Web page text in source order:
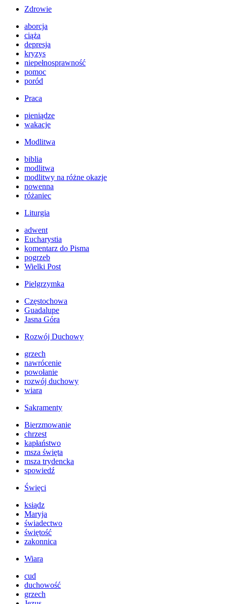
Zdrowie
aborcja
ciąża
depresja
kryzys
niepełnosprawność
pomoc
poród
Praca
pieniądze
wakacje
Modlitwa
biblia
modlitwa
modlitwy na różne okazje
nowenna
różaniec
Liturgia
adwent
Eucharystia
komentarz do Pisma
pogrzeb
Wielki Post
Pielgrzymka
Częstochowa
Guadalupe
Jasna Góra
Rozwój Duchowy
grzech
nawrócenie
powołanie
rozwój duchowy
wiara
Sakramenty
Bierzmowanie
chrzest
kapłaństwo
msza święta
msza trydencka
spowiedź
Święci
ksiądz
Maryja
świadectwo
świętość
zakonnica
Wiara
cud
duchowość
grzech